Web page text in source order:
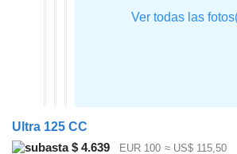
Ultra 125 CC
$ 4.639
EUR 100 ≈ US$ 115,50